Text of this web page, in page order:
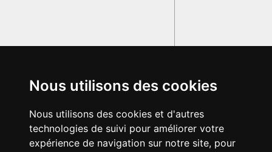
Nous utilisons des cookies
Nous utilisons des cookies et d'autres
technologies de suivi pour améliorer votre
expérience de navigation sur notre site, pour